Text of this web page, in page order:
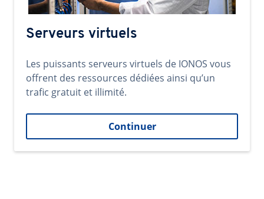
Serveurs virtuels
Les puissants serveurs virtuels de IONOS vous
offrent des ressources dédiées ainsi qu’un
trafic gratuit et illimité.
Continuer